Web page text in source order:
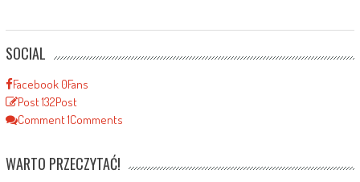
SOCIAL
Facebook 0Fans
Post132Post
Comment1Comments
WARTO PRZECZYTAĆ!